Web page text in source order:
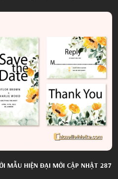
MẪU HIỆN ĐẠI MỚI CẬP NHẬT 287